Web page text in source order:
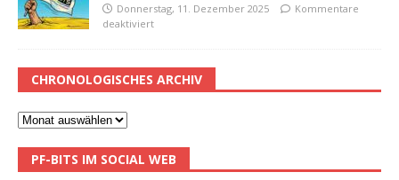
Donnerstag, 11. Dezember 2025
Kommentare
deaktiviert
CHRONOLOGISCHES ARCHIV
PF-BITS IM SOCIAL WEB